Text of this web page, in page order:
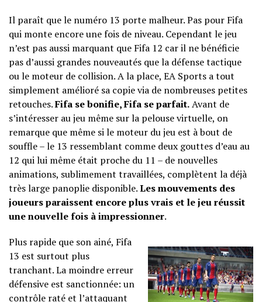
Il paraît que le numéro 13 porte malheur. Pas pour Fifa
qui monte encore une fois de niveau. Cependant le jeu
n’est pas aussi marquant que Fifa 12 car il ne bénéficie
pas d’aussi grandes nouveautés que la défense tactique
ou le moteur de collision. A la place, EA Sports a tout
simplement amélioré sa copie via de nombreuses petites
retouches.Fifa se bonifie, Fifa se parfait.Avant de
s’intéresser au jeu même sur la pelouse virtuelle, on
remarque que même si le moteur du jeu est à bout de
souffle – le 13 ressemblant comme deux gouttes d’eau au
12 qui lui même était proche du 11 – de nouvelles
animations, sublimement travaillées, complètent la déjà
très large panoplie disponible.Les mouvements des
joueurs paraissent encore plus vrais et le jeu réussit
une nouvelle fois à impressionner.
Plus rapide que son ainé, Fifa
13 est surtout plus
tranchant. La moindre erreur
défensive est sanctionnée: un
contrôle raté et l’attaquant